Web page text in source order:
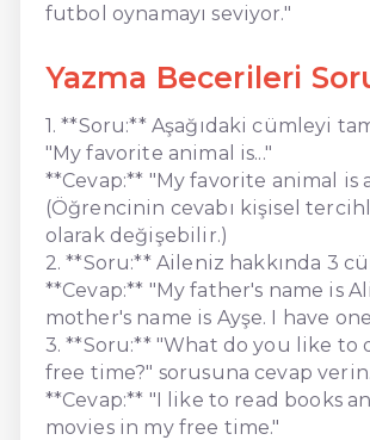
futbol oynamayı seviyor."
Yazma Becerileri
1. **Soru:** Aşağıdaki cümleyi
"My favorite animal is..."
**Cevap:** "My favorite animal is
(Öğrencinin cevabı kişisel
olarak değişebilir.)
2. **Soru:** Aileniz hakkında 3
**Cevap:** "My father's name is
mother's name is Ayşe. I have
3. **Soru:** "What do you like to
free time?" sorusuna cevap verin.
**Cevap:** "I like to read books
movies in my free time."